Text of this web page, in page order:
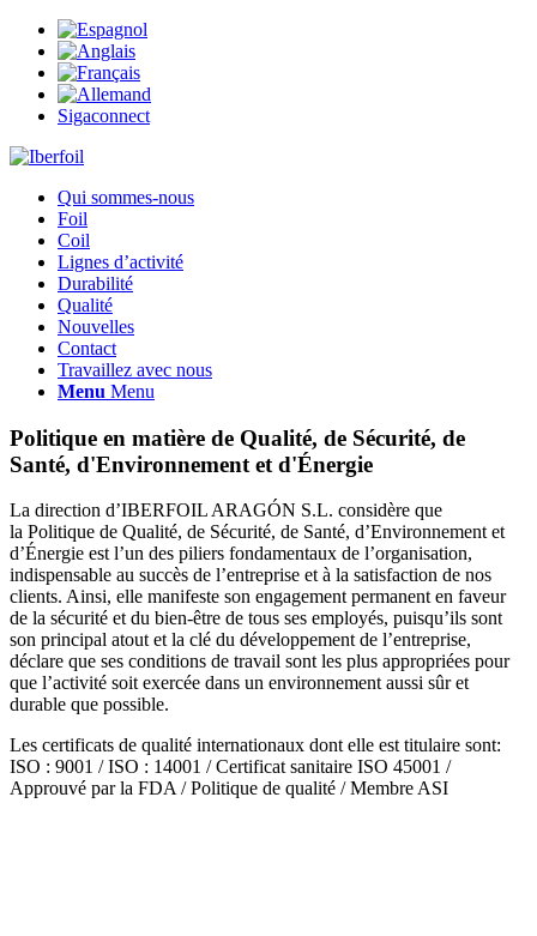
Sigaconnect
Qui sommes-nous
Foil
Coil
Lignes d’activité
Durabilité
Qualité
Nouvelles
Contact
Travaillez avec nous
Menu Menu
Politique en matière de Qualité, de Sécurité, de
Santé, d'Environnement et d'Énergie
La direction d’IBERFOIL ARAGÓN S.L. considère que
la Politique de Qualité, de Sécurité, de Santé, d’Environnement et
d’Énergie est l’un des piliers fondamentaux de l’organisation,
indispensable au succès de l’entreprise et à la satisfaction de nos
clients. Ainsi, elle manifeste son engagement permanent en faveur
de la sécurité et du bien-être de tous ses employés, puisqu’ils sont
son principal atout et la clé du développement de l’entreprise,
déclare que ses conditions de travail sont les plus appropriées pour
que l’activité soit exercée dans un environnement aussi sûr et
durable que possible.
Les certificats de qualité internationaux dont elle est titulaire sont:
ISO : 9001 / ISO : 14001 / Certificat sanitaire ISO 45001 /
Approuvé par la FDA / Politique de qualité / Membre ASI